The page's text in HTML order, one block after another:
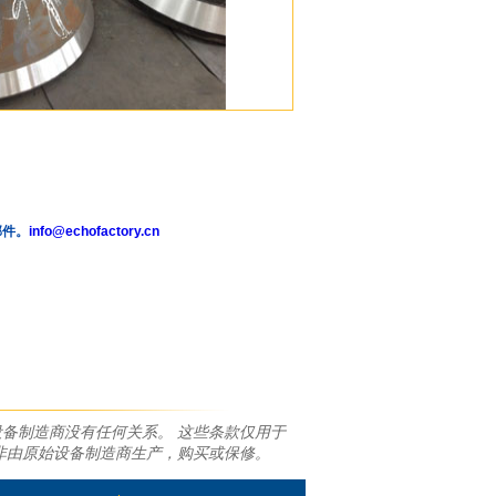
。 info@echofactory.cn
制造商没有任何关系。 这些条款仅用于
原始设备制造商生产，购买或保修。